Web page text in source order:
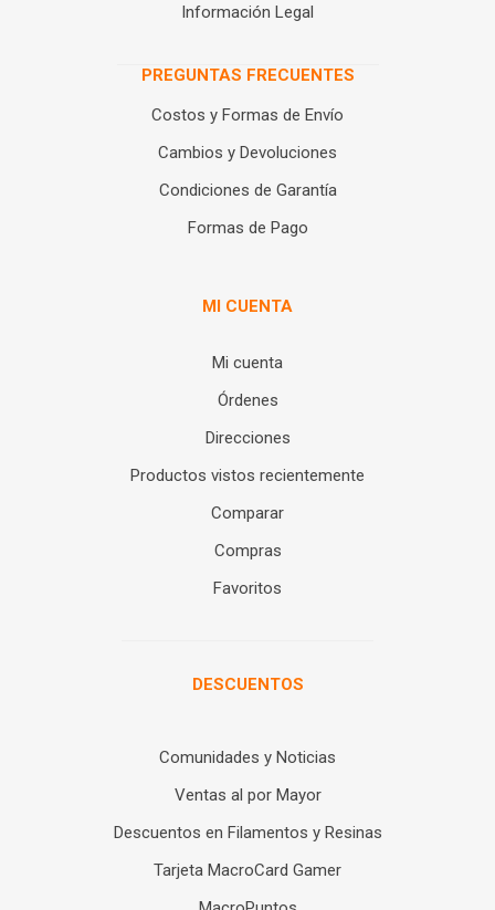
Información Legal
PREGUNTAS FRECUENTES
Costos y Formas de Envío
Cambios y Devoluciones
Condiciones de Garantía
Formas de Pago
MI CUENTA
Mi cuenta
Órdenes
Direcciones
Productos vistos recientemente
Comparar
Compras
Favoritos
DESCUENTOS
Comunidades y Noticias
Ventas al por Mayor
Descuentos en Filamentos y Resinas
Tarjeta MacroCard Gamer